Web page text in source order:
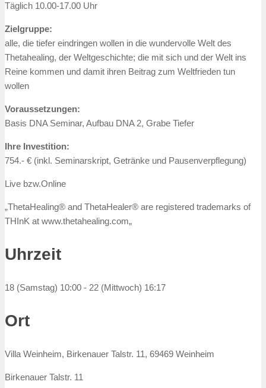
Täglich 10.00-17.00 Uhr
Zielgruppe:
alle, die tiefer eindringen wollen in die wundervolle Welt des
Thetahealing, der Weltgeschichte; die mit sich und der Welt ins
Reine kommen und damit ihren Beitrag zum Weltfrieden tun
wollen
Voraussetzungen:
Basis DNA Seminar, Aufbau DNA 2, Grabe Tiefer
Ihre Investition:
754.- € (inkl. Seminarskript, Getränke und Pausenverpflegung)
Live bzw.Online
„ThetaHealing® and ThetaHealer® are registered trademarks of
THInK at www.thetahealing.com„
Uhrzeit
18 (Samstag) 10:00 - 22 (Mittwoch) 16:17
Ort
Villa Weinheim, Birkenauer Talstr. 11, 69469 Weinheim
Birkenauer Talstr. 11